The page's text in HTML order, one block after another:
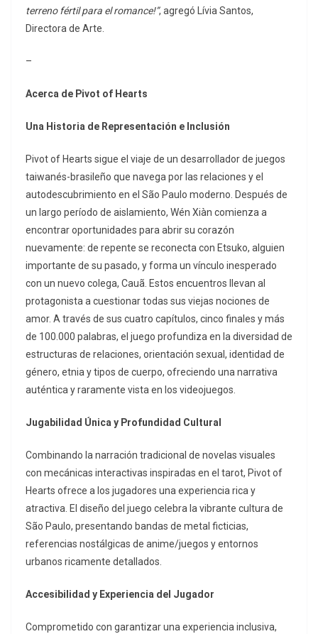
terreno fértil para el romance!”, agregó Lívia Santos,
Directora de Arte.
–
Acerca de Pivot of Hearts
Una Historia de Representación e Inclusión
Pivot of Hearts sigue el viaje de un desarrollador de juegos
taiwanés-brasileño que navega por las relaciones y el
autodescubrimiento en el São Paulo moderno. Después de
un largo período de aislamiento, Wén Xiàn comienza a
encontrar oportunidades para abrir su corazón
nuevamente: de repente se reconecta con Etsuko, alguien
importante de su pasado, y forma un vínculo inesperado
con un nuevo colega, Cauã. Estos encuentros llevan al
protagonista a cuestionar todas sus viejas nociones de
amor. A través de sus cuatro capítulos, cinco finales y más
de 100.000 palabras, el juego profundiza en la diversidad de
estructuras de relaciones, orientación sexual, identidad de
género, etnia y tipos de cuerpo, ofreciendo una narrativa
auténtica y raramente vista en los videojuegos.
Jugabilidad Única y Profundidad Cultural
Combinando la narración tradicional de novelas visuales
con mecánicas interactivas inspiradas en el tarot, Pivot of
Hearts ofrece a los jugadores una experiencia rica y
atractiva. El diseño del juego celebra la vibrante cultura de
São Paulo, presentando bandas de metal ficticias,
referencias nostálgicas de anime/juegos y entornos
urbanos ricamente detallados.
Accesibilidad y Experiencia del Jugador
Comprometido con garantizar una experiencia inclusiva,